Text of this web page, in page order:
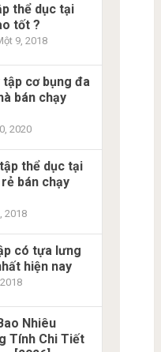
thể dục tại
tốt ?
9, 2018
tập cơ bụng đa
bán chạy
2020
thể dục tại
bán chạy
2018
có tựa lưng
hiện nay
Nhiêu
Tính Chi Tiết